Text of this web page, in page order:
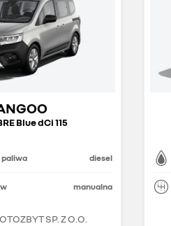
Blue dCi 115
paliwa diesel
manualna
SP. Z O.O.